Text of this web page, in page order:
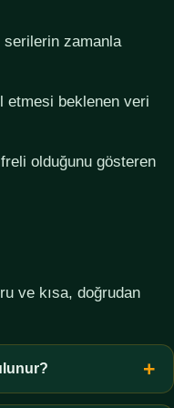
serilerin zamanla
etmesi beklenen veri
olduğunu gösteren
ve kısa, doğrudan
açıklamaları, veri